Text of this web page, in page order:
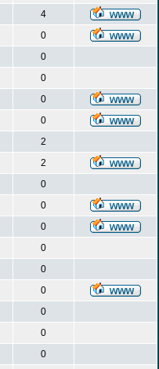
4
0
0
0
0
0
2
2
0
0
0
0
0
0
0
0
0